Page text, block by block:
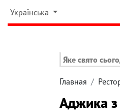
Українська
Яке свято
Главная
Аджика